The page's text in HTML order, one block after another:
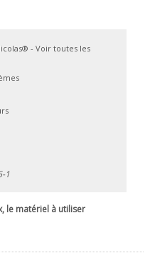
- Voir toutes les
1
le matériel à utiliser